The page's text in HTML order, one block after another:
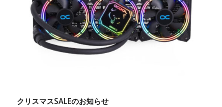
クリスマスSALEのお知らせ